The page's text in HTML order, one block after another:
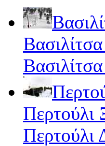
Περτούλι
Περτούλι